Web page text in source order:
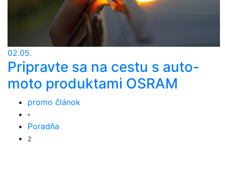
02.05.
Pripravte sa na cestu s auto-
moto produktami OSRAM
promo článok
Poradňa
2